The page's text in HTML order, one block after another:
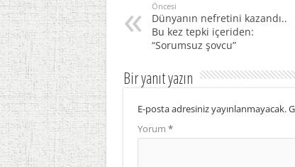
Öncesi
Dünyanın nefretini kazandı..
Bu kez tepki içeriden:
“Sorumsuz şovcu”
Bir yanıt yazın
E-posta adresiniz yayınlanmayacak.
Yorum *